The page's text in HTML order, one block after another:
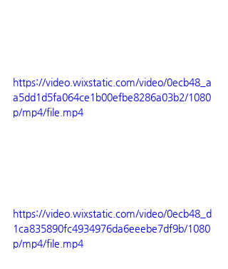
https://video.wixstatic.com/video/0ecb48_a
a5dd1d5fa064ce1b00efbe8286a03b2/1080
p/mp4/file.mp4
https://video.wixstatic.com/video/0ecb48_d
1ca835890fc4934976da6eeebe7df9b/1080
p/mp4/file.mp4